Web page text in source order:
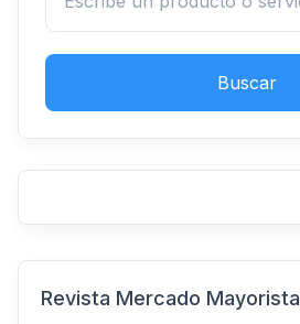
Buscar
Revista Mercado Mayorista